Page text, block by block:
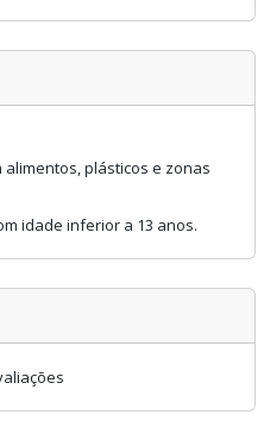
plásticos e zonas
idade inferior a 13 anos.